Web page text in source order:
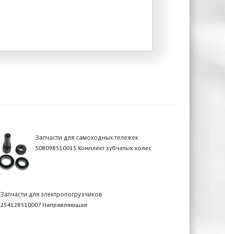
Запчасти для самоходных тележек
508098510015 Комплект зубчатых колес
Запчасти для электропогрузчиков
254128510007 Направляющая